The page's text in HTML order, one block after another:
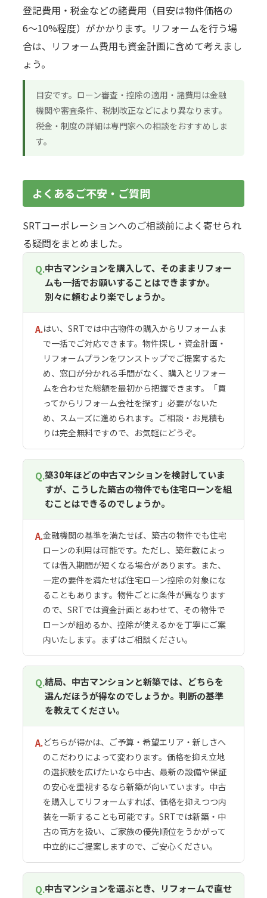
登記費用・税金などの諸費用（目安は物件価格の
6〜10%程度）がかかります。リフォームを行う場
合は、リフォーム費用も資金計画に含めて考えまし
ょう。
目安です。ローン審査・控除の適用・諸費用は金融
機関や審査条件、税制改正などにより異なります。
税金・制度の詳細は専門家への相談をおすすめしま
す。
よくあるご不安・ご質問
SRTコーポレーションへのご相談前によく寄せられ
る疑問をまとめました。
Q.中古マンションを購入して、そのままリフォー
ムも一括でお願いすることはできますか。
別々に頼むより楽でしょうか。
A.はい、SRTでは中古物件の購入からリフォームま
で一括でご対応できます。物件探し・資金計画・
リフォームプランをワンストップでご提案するた
め、窓口が分かれる手間がなく、購入とリフォー
ムを合わせた総額を最初から把握できます。「買
ってからリフォーム会社を探す」必要がないた
め、スムーズに進められます。ご相談・お見積も
りは完全無料ですので、お気軽にどうぞ。
Q.築30年ほどの中古マンションを検討していま
すが、こうした築古の物件でも住宅ローンを組
むことはできるのでしょうか。
A.金融機関の基準を満たせば、築古の物件でも住宅
ローンの利用は可能です。ただし、築年数によっ
ては借入期間が短くなる場合があります。また、
一定の要件を満たせば住宅ローン控除の対象にな
ることもあります。物件ごとに条件が異なります
ので、SRTでは資金計画とあわせて、その物件で
ローンが組めるか、控除が使えるかを丁寧にご案
内いたします。まずはご相談ください。
Q.結局、中古マンションと新築では、どちらを
選んだほうが得なのでしょうか。判断の基準
を教えてください。
A.どちらが得かは、ご予算・希望エリア・新しさへ
のこだわりによって変わります。価格を抑え立地
の選択肢を広げたいなら中古、最新の設備や保証
の安心を重視するなら新築が向いています。中古
を購入してリフォームすれば、価格を抑えつつ内
装を一新することも可能です。SRTでは新築・中
古の両方を扱い、ご家族の優先順位をうかがって
中立的にご提案しますので、ご安心ください。
Q.中古マンションを選ぶとき、リフォームで直せ